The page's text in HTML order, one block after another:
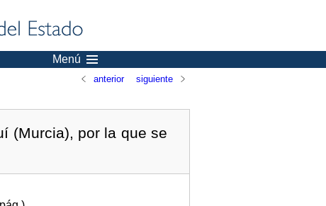
Menú
anterior siguiente
(Murcia), por la que se